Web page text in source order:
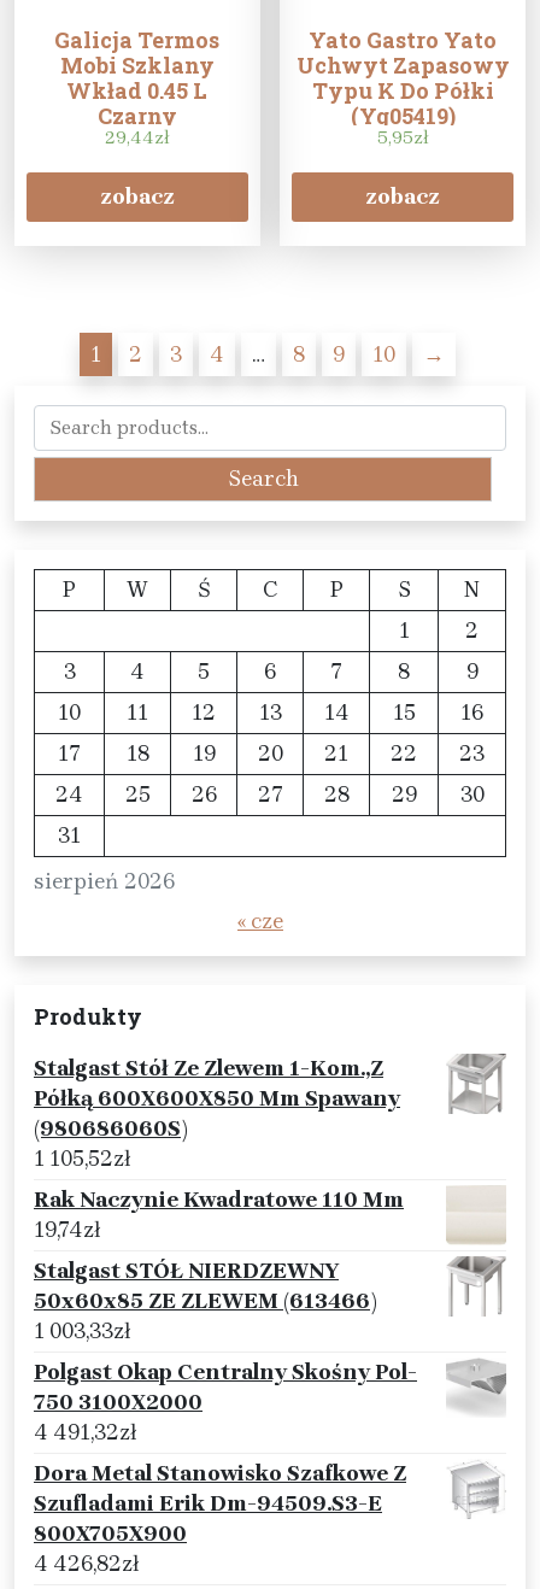
Galicja Termos
Mobi Szklany
Wkład 0.45 L
Czarny
29,44zł
zobacz
Yato Gastro Yato
Uchwyt Zapasowy
Typu K Do Półki
(Yg05419)
5,95zł
zobacz
1 2 3 4 … 8 9 10 →
Search
for:
Search
sierpień 2026
P W Ś C P S
N
1
2
3
4 5 6 7 8
9
10
11 12 13 14 15
16
17
18 19 20 21 22
23
24
25 26 27 28 29
30
31
« cze
Produkty
Stalgast Stół Ze Zlewem 1-Kom.,Z
Półką 600X600X850 Mm Spawany
(980686060S)
1 105,52zł
Rak Naczynie Kwadratowe 110 Mm
19,74zł
Stalgast STÓŁ NIERDZEWNY
50x60x85 ZE ZLEWEM (613466)
1 003,33zł
Polgast Okap Centralny Skośny Pol-
750 3100X2000
4 491,32zł
Dora Metal Stanowisko Szafkowe Z
Szufladami Erik Dm-94509.S3-E
800X705X900
4 426,82zł